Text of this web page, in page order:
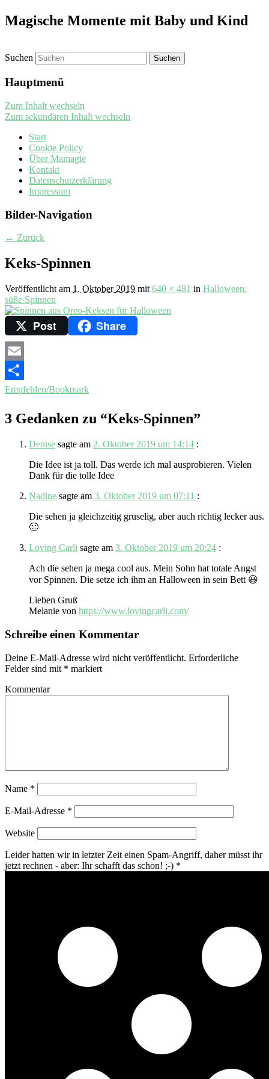
Magische Momente mit Baby und Kind
Suchen
Hauptmenü
Zum Inhalt wechseln
Zum sekundären Inhalt wechseln
Start
Cookie Policy
Über Mamagie
Kontakt
Datenschutzerklärung
Impressum
Bilder-Navigation
← Zurück
Keks-Spinnen
Veröffentlicht am 1. Oktober 2019 mit 640 × 481 in Halloween:
süße Spinnen
Post Share
Email
Empfehlen/Bookmark
3 Gedanken zu “Keks-Spinnen”
Denise sagte am 2. Oktober 2019 um 14:14 :
Die Idee ist ja toll. Das werde ich mal ausprobieren. Vielen
Dank für die tolle Idee
Nadine sagte am 3. Oktober 2019 um 07:11 :
Die sehen ja gleichzeitig gruselig, aber auch richtig lecker aus.
🙂
Loving Carli sagte am 3. Oktober 2019 um 20:24 :
Ach die sehen ja mega cool aus. Mein Sohn hat totale Angst
vor Spinnen. Die setze ich ihm an Halloween in sein Bett 😃
Lieben Gruß
Melanie von https://www.lovingcarli.com/
Schreibe einen Kommentar
Deine E-Mail-Adresse wird nicht veröffentlicht. Erforderliche
Felder sind mit * markiert
Kommentar
Name *
E-Mail-Adresse *
Website
Leider hatten wir in letzter Zeit einen Spam-Angriff, daher müsst ihr
jetzt rechnen - aber: Ihr schafft das schon! ;-) *